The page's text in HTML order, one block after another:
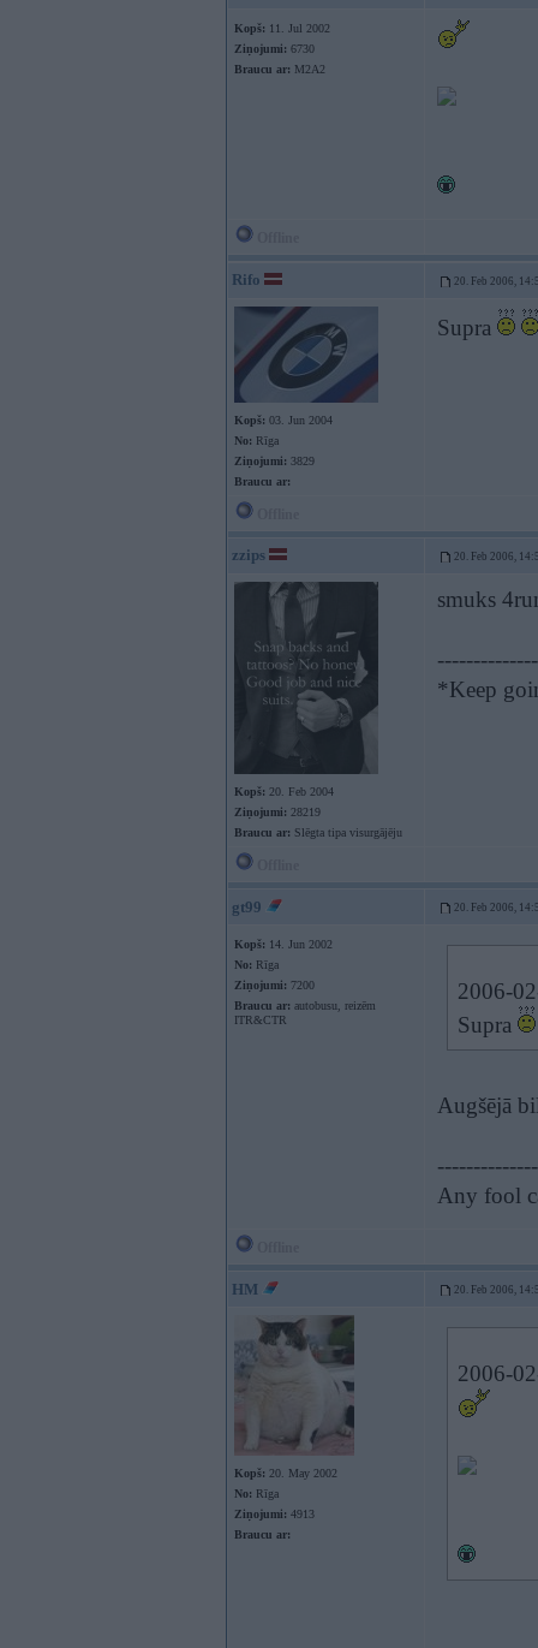
Kopš: 11. Jul 2002
Ziņojumi: 6730
Braucu ar: M2A2
Rifo 20. Feb 2006,
Kopš: 03. Jun 2004
No: Rīga
Ziņojumi: 3829
Braucu ar:
Supra
zzips 20. Feb 2006,
Kopš: 20. Feb 2004
Ziņojumi: 28219
Braucu ar: Slēgta tipa visurgājēju
smuks
*Keep
gt99 20. Feb 2006,
Kopš: 14. Jun 2002
No: Rīga
Ziņojumi: 7200
Braucu ar: autobusu, reizēm
ITR&CTR
2006-
Supra
Augšējā
Any fool
HM 20. Feb 2006,
Kopš: 20. May 2002
No: Rīga
Ziņojumi: 4913
Braucu ar:
2006-